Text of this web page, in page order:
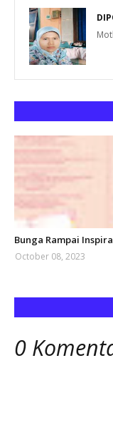
Bunga Rampai
October 08, 2023
0